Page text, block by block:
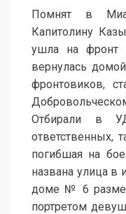
Помнят в
Капитолину
ушла на фронт
вернулась
фронтовиков,
Отбирали в
ответственных,
погибшая на
названа улица в
доме № 6
портретом